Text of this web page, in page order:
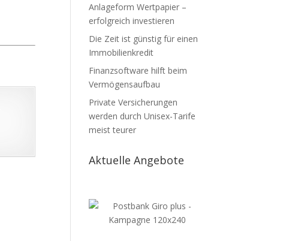
Anlageform Wertpapier –
erfolgreich investieren
Die Zeit ist günstig für einen
Immobilienkredit
Finanzsoftware hilft beim
Vermögensaufbau
Private Versicherungen
werden durch Unisex-Tarife
meist teurer
Aktuelle Angebote